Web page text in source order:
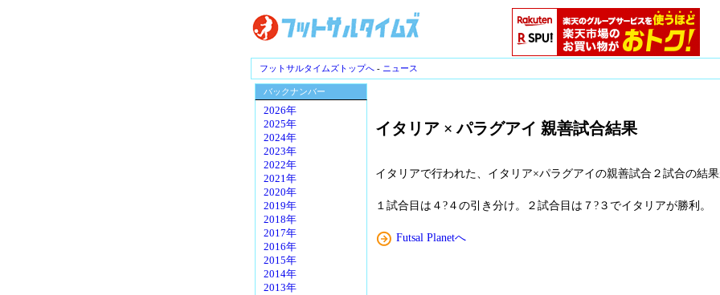
フットサルタイムズトップへ - ニュース
バックナンバー
2026年
2025年
2024年
2023年
2022年
2021年
2020年
2019年
2018年
2017年
2016年
2015年
2014年
2013年
イタリア × パラグアイ 親善試合結果
イタリアで行われた、イタリア×パラグアイの親善試合２試合の結
１試合目は４?４の引き分け。２試合目は７?３でイタリアが勝利。
Futsal Planetへ